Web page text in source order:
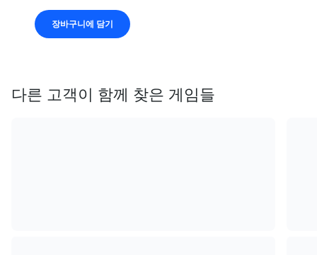
장바구니에 담기
다른 고객이 함께 찾은 게임들